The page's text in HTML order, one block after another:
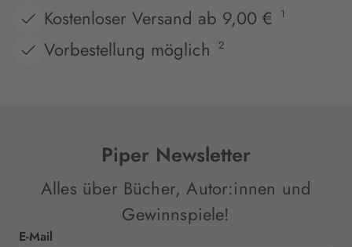
Kostenloser Versand ab 9,00 €
1
Vorbestellung möglich 2
Piper Newsletter
Alles über Bücher, Autor:innen und
Gewinnspiele!
E-Mail